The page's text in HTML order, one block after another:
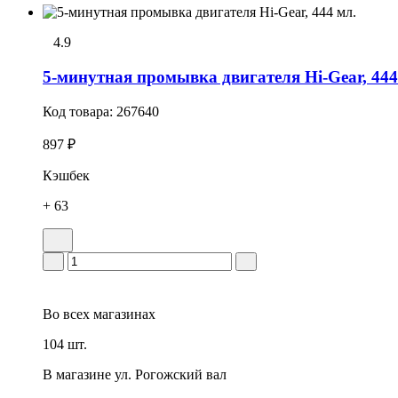
4.9
5-минутная промывка двигателя Hi-Gear,
Код товара: 267640
897 ₽
Кэшбек
+ 63
Во всех магазинах
104 шт.
В магазине ул. Рогожский вал